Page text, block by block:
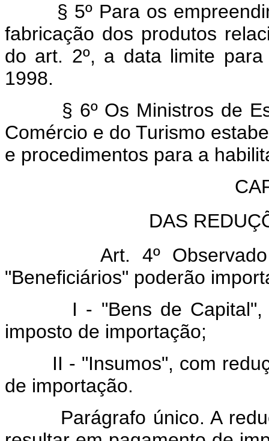
§ 5º Para os
fabricação dos produtos
do art. 2º, a data limite
1998.
§ 6º Os Ministros de
Comércio e do Turismo
e procedimentos para a
DAS
Art. 4º Observado o
"Beneficiários" poderão
I - "Bens de Capital",
imposto de importação;
II - "Insumos", com
de importação.
Parágrafo único. A